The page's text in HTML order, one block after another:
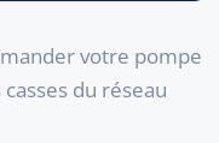
votre pompe
du réseau